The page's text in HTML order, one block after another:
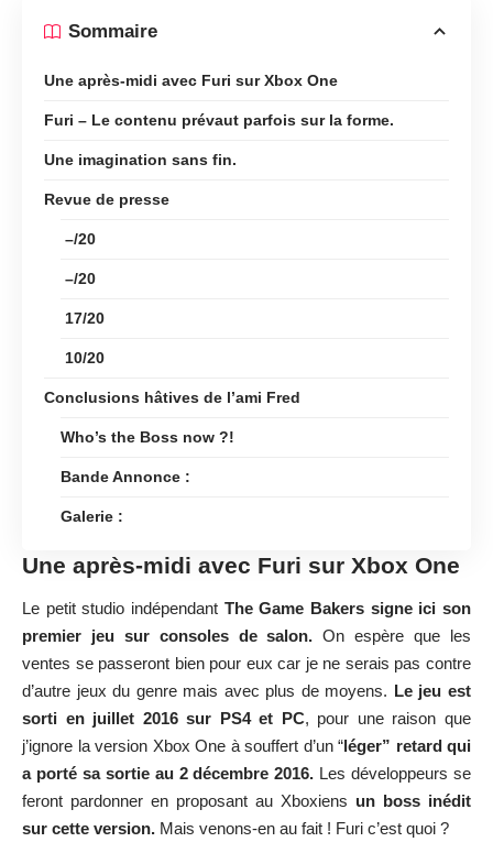
Sommaire
Une après-midi avec Furi sur Xbox One
Furi – Le contenu prévaut parfois sur la forme.
Une imagination sans fin.
Revue de presse
–/20
–/20
17/20
10/20
Conclusions hâtives de l’ami Fred
Who’s the Boss now ?!
Bande Annonce :
Galerie :
Une après-midi avec Furi sur Xbox One
Le petit studio indépendant The Game Bakers signe ici son
premier jeu sur consoles de salon. On espère que les
ventes se passeront bien pour eux car je ne serais pas contre
d’autre jeux du genre mais avec plus de moyens. Le jeu est
sorti en juillet 2016 sur PS4 et PC, pour une raison que
j’ignore la version Xbox One à souffert d’un “léger” retard qui
a porté sa sortie au 2 décembre 2016. Les développeurs se
feront pardonner en proposant au Xboxiens un boss inédit
sur cette version. Mais venons-en au fait ! Furi c’est quoi ?